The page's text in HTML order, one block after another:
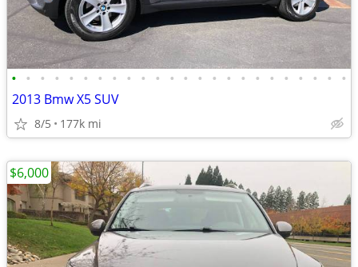
• • • • • • • • • • • • • • • • • • • • • • • •
2013 Bmw X5 SUV
8/5 177k mi
$6,000